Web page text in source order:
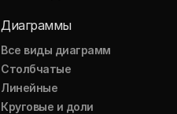
Диаграммы
Все виды диаграмм
Столбчатые
Линейные
Круговые и доли